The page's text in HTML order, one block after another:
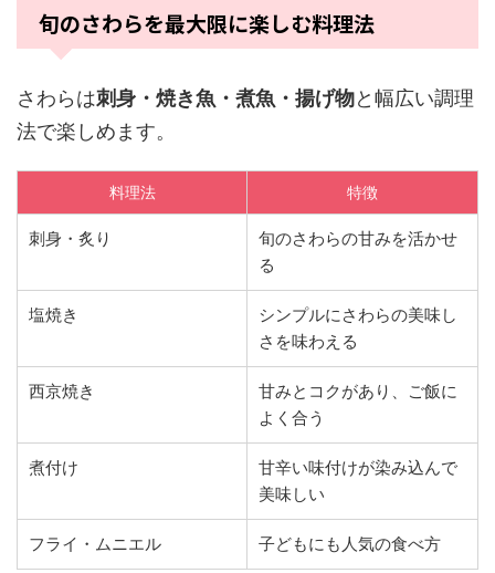
旬のさわらを最大限に楽しむ料理法
さわらは刺身・焼き魚・煮魚・揚げ物と幅広い調理
法で楽しめます。
料理法 特徴
刺身・炙り
旬のさわらの甘みを活かせ
る
塩焼き
シンプルにさわらの美味し
さを味わえる
西京焼き
甘みとコクがあり、ご飯に
よく合う
煮付け
甘辛い味付けが染み込んで
美味しい
フライ・ムニエル 子どもにも人気の食べ方